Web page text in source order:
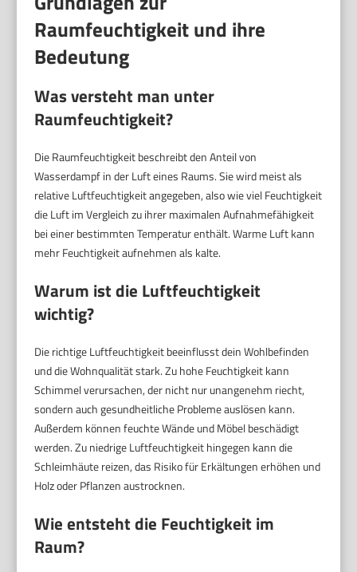
Raumfeuchtigkeit und ihre
Bedeutung
Was versteht man unter
Raumfeuchtigkeit?
Die Raumfeuchtigkeit beschreibt den Anteil von
Wasserdampf in der Luft eines Raums. Sie wird meist als
relative Luftfeuchtigkeit angegeben, also wie viel Feuchtigkeit
die Luft im Vergleich zu ihrer maximalen Aufnahmefähigkeit
bei einer bestimmten Temperatur enthält. Warme Luft kann
mehr Feuchtigkeit aufnehmen als kalte.
Warum ist die Luftfeuchtigkeit
wichtig?
Die richtige Luftfeuchtigkeit beeinflusst dein Wohlbefinden
und die Wohnqualität stark. Zu hohe Feuchtigkeit kann
Schimmel verursachen, der nicht nur unangenehm riecht,
sondern auch gesundheitliche Probleme auslösen kann.
Außerdem können feuchte Wände und Möbel beschädigt
werden. Zu niedrige Luftfeuchtigkeit hingegen kann die
Schleimhäute reizen, das Risiko für Erkältungen erhöhen und
Holz oder Pflanzen austrocknen.
Wie entsteht die Feuchtigkeit im
Raum?